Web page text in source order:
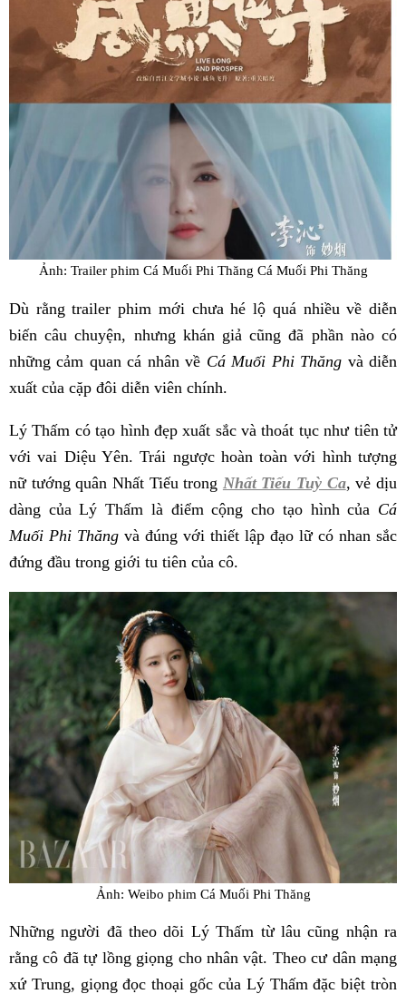
Ảnh: Trailer phim Cá Muối Phi Thăng Cá Muối Phi Thăng
Dù rằng trailer phim mới chưa hé lộ quá nhiều về diễn
biến câu chuyện, nhưng khán giả cũng đã phần nào có
những cảm quan cá nhân về Cá Muối Phi Thăng và diễn
xuất của cặp đôi diễn viên chính.
Lý Thấm có tạo hình đẹp xuất sắc và thoát tục như tiên tử
với vai Diệu Yên. Trái ngược hoàn toàn với hình tượng
nữ tướng quân Nhất Tiếu trong Nhất Tiếu Tuỳ Ca, vẻ dịu
dàng của Lý Thấm là điểm cộng cho tạo hình của Cá
Muối Phi Thăng và đúng với thiết lập đạo lữ có nhan sắc
đứng đầu trong giới tu tiên của cô.
Ảnh: Weibo phim Cá Muối Phi Thăng
Những người đã theo dõi Lý Thấm từ lâu cũng nhận ra
rằng cô đã tự lồng giọng cho nhân vật. Theo cư dân mạng
xứ Trung, giọng đọc thoại gốc của Lý Thấm đặc biệt tròn